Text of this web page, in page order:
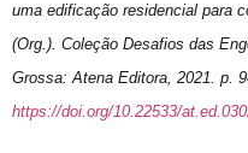
uma edificação residencial para
(Org.). Coleção Desafios das
Grossa: Atena Editora, 2021. p.
https://doi.org/10.22533/